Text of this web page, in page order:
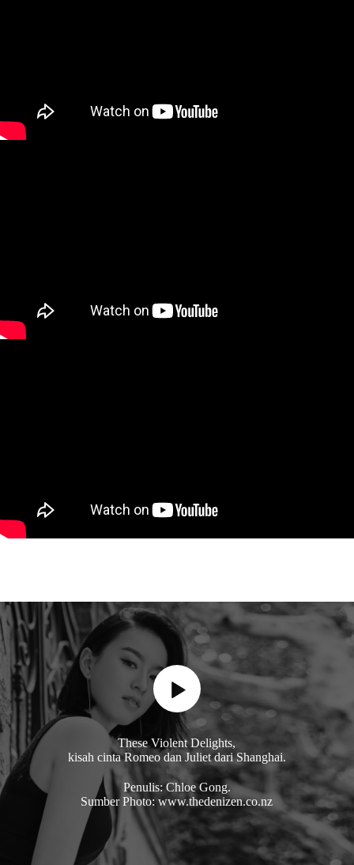
These Violent Delights,
kisah cinta Romeo dan Juliet dari Shanghai.
Penulis: Chloe Gong.
Sumber Photo: www.thedenizen.co.nz